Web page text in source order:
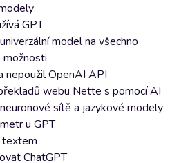
GPT
model na všechno
nepoužil OpenAI API
webu Nette s pomocí AI
sítě a jazykové modely
u GPT
textem
ChatGPT